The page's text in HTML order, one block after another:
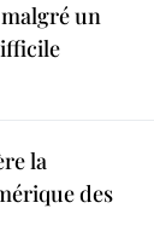
un
la
des